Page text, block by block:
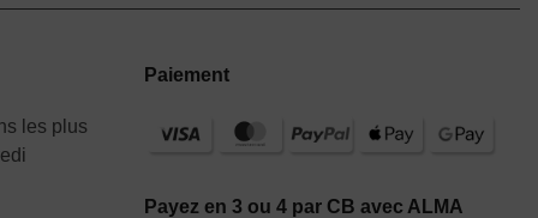
les plus
Paiement
Payez en 3 ou 4 par CB avec ALMA